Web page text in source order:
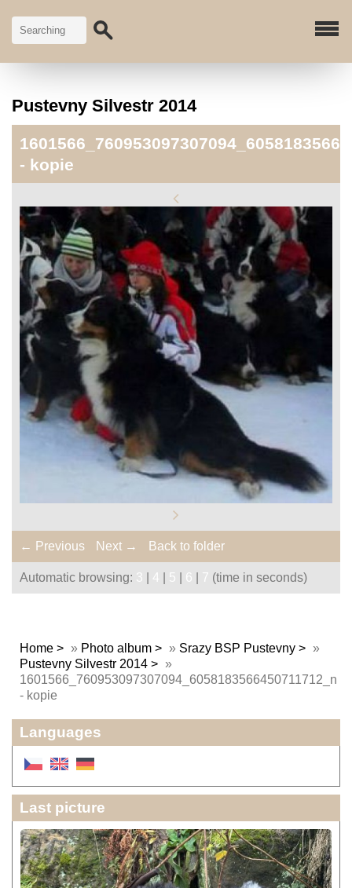
Pustevny Silvestr 2014
- kopie
← Previous Next → Back to folder
Automatic browsing: 3 4 5 6 7 (time in seconds)
Home » Photo album » Srazy BSP Pustevny
»
Pustevny Silvestr 2014
»
1601566_760953097307094_6058183566450711712_n
- kopie
Languages
Last picture